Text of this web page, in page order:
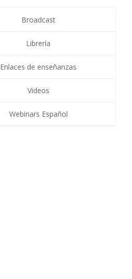
Broadcast
Librería
Enlaces de enseñanzas
Videos
Webinars Español